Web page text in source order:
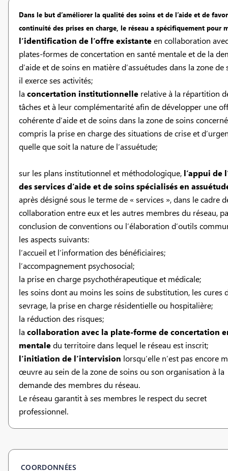
Dans le but d’améliorer la qualité des soins et de l’aide et de
continuité des prises en charge, le réseau a spécifiquement pour
l’identification de l’offre existanteen collaboration
plates-formes de concertation en santé mentale et de la
d’aide et de soins en matière d’assuétudes dans la zone de
il exerce ses activités;
la concertation institutionnelle relative à la répartition
tâches et à leur complémentarité afin de développer une
cohérente d’aide et de soins dans la zone de soins
compris la prise en charge des situations de crise et
quelle que soit la nature de l’assuétude;
sur les plans institutionnel et méthodologique, l’appui de
des services d’aide et de soins spécialisés en
après désigné sous le terme de « services », dans le cadre
collaboration entre eux et les autres membres du réseau,
conclusion de conventions ou l’élaboration d’outils
les aspects suivants:
l’accueil et l’information des bénéficiaires;
l’accompagnement psychosocial;
la prise en charge psychothérapeutique et médicale;
les soins dont au moins les soins de substitution, les cures
sevrage, la prise en charge résidentielle ou hospitalière;
la réduction des risques;
la collaboration avec la plate-forme de concertation
mentaledu territoire dans lequel le réseau est inscrit;
l’initiation de l’intervision lorsqu’elle n’est pas encore
œuvre au sein de la zone de soins ou son organisation à la
demande des membres du réseau.
Le réseau garantit à ses membres le respect du secret
professionnel.
COORDONNÉES